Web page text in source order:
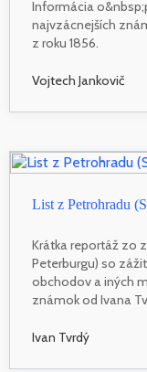
Informácia
najvzácnejších
z roku 1856.
Vojtech Jankovič
List z Petrohradu
Krátka reportáž zo
Peterburgu) so
obchodov a iných
známok od Ivana
Ivan Tvrdý